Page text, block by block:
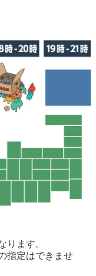
ります。
指定はできませ